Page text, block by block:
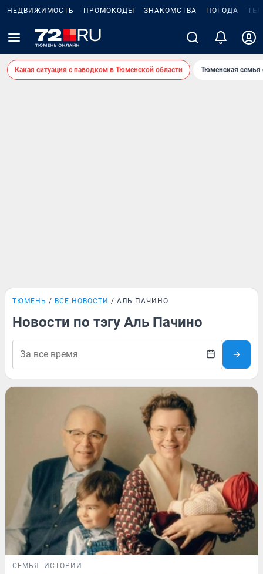
НЕДВИЖИМОСТЬ ПРОМОКОДЫ ЗНАКОМСТВА ПОГОДА
Какая ситуация с паводком в Тюменской области Тюменская семья
ТЮМЕНЬ ВСЕ НОВОСТИ АЛЬ ПАЧИНО
Новости по тэгу Аль Пачино
СЕМЬЯ ИСТОРИИ